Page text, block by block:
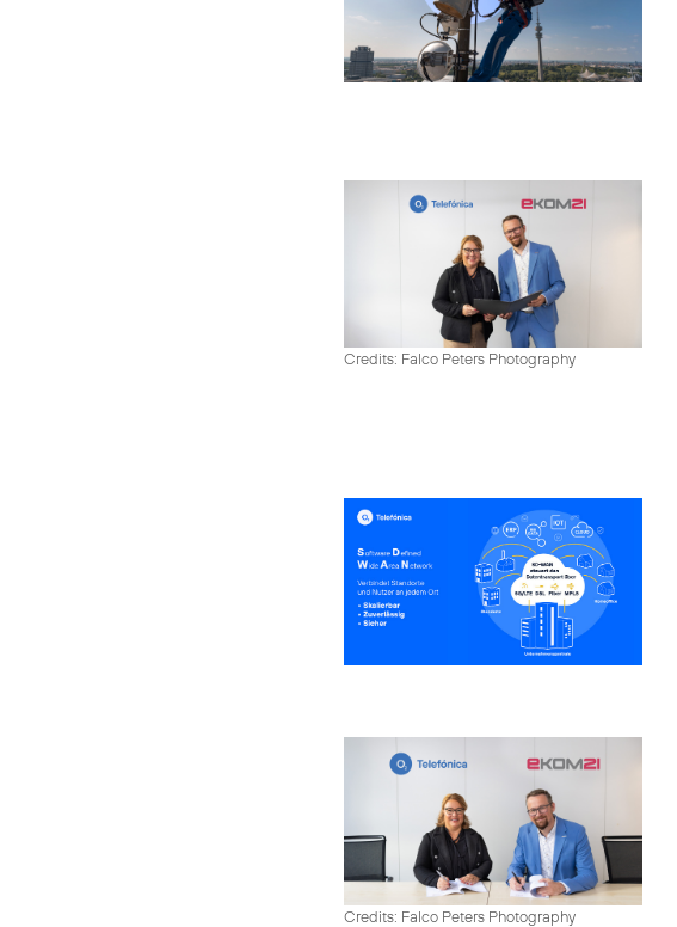
Credits: Falco Peters Photography
Credits: Falco Peters Photography